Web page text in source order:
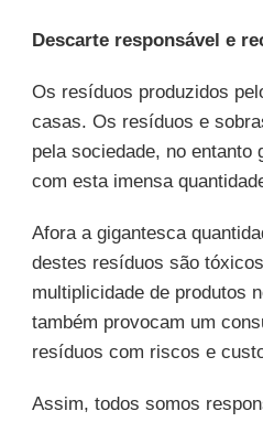
Descarte responsável e
Os resíduos produzidos
casas. Os resíduos e
pela sociedade, no entanto
com esta imensa
Afora a gigantesca
destes resíduos são
multiplicidade de produtos
também provocam um
resíduos com riscos e
Assim, todos somos